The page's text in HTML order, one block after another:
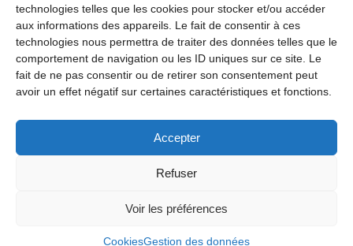
technologies telles que les cookies pour stocker et/ou accéder
aux informations des appareils. Le fait de consentir à ces
technologies nous permettra de traiter des données telles que le
comportement de navigation ou les ID uniques sur ce site. Le
fait de ne pas consentir ou de retirer son consentement peut
avoir un effet négatif sur certaines caractéristiques et fonctions.
Accepter
Refuser
Voir les préférences
CookiesGestion des données
Inscription
c/o Kawaa, 24 avenue Daumesnil, 75012 Paris
Mentions légales Gestion des données